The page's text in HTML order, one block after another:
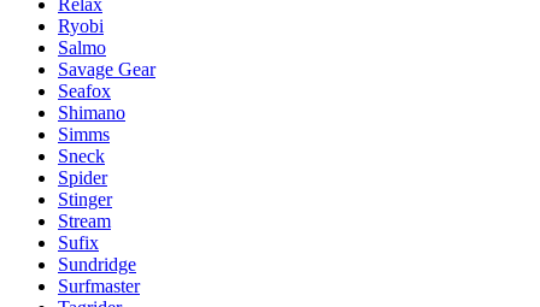
Relax
Ryobi
Salmo
Savage Gear
Seafox
Shimano
Simms
Sneck
Spider
Stinger
Stream
Sufix
Sundridge
Surfmaster